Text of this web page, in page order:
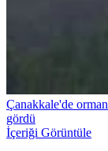
Çanakkale'de
gördü
İçeriği Görüntüle